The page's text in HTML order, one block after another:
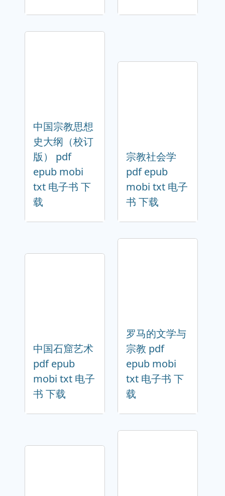
中国宗教思想
史大纲（校订
版） pdf
epub mobi
txt 电子书 下
载
宗教社会学
pdf epub
mobi txt 电子
书 下载
中国石窟艺术
pdf epub
mobi txt 电子
书 下载
罗马的文学与
宗教 pdf
epub mobi
txt 电子书 下
载